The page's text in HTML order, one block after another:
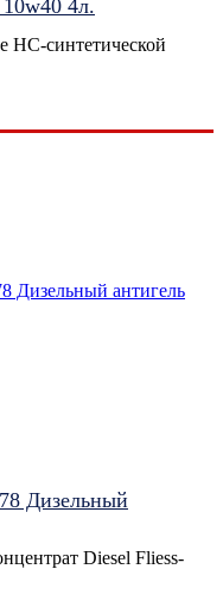
4л.
HC-синтетической
Дизельный
Diesel Fliess-